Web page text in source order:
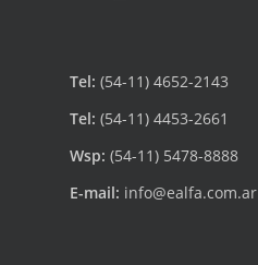
Tel: (54-11) 4652-2143
Tel: (54-11) 4453-2661
Wsp: (54-11) 5478-8888
E-mail: info@ealfa.com.ar